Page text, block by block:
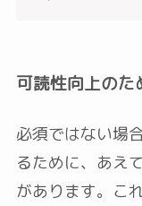
可読性向上のた
必須ではない場
るために、あえ
があります。こ